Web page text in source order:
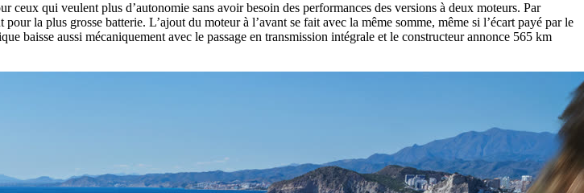
qui veulent plus d’autonomie sans avoir besoin des performances des versions à deux moteurs. Par
la plus grosse batterie. L’ajout du moteur à l’avant se fait avec la même somme, même si l’écart payé par le
baisse aussi mécaniquement avec le passage en transmission intégrale et le constructeur annonce 565 km